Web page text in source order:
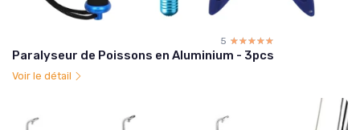
5 ☆☆☆☆☆
★★★★★
Paralyseur de Poissons en Aluminium - 3pcs
Voir le détail